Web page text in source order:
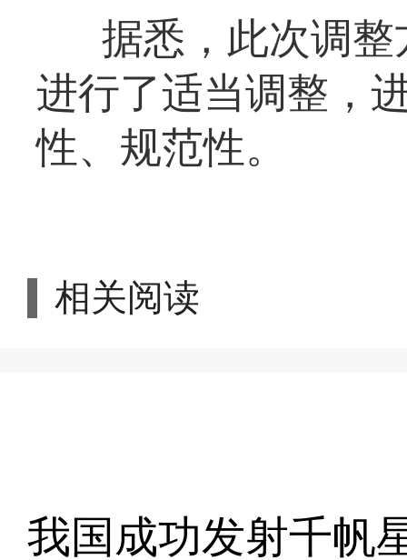
据悉，此次调
进行了适当调整，
性、规范性。
相关阅读
我国成功发射千帆